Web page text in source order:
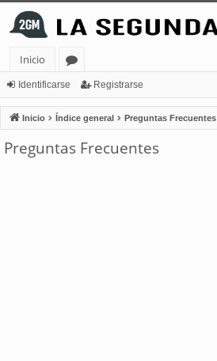
Inicio
or
os
Identificarse Registrarse
Inicio Índice general Preguntas Frecuentes
Preguntas Frecuentes